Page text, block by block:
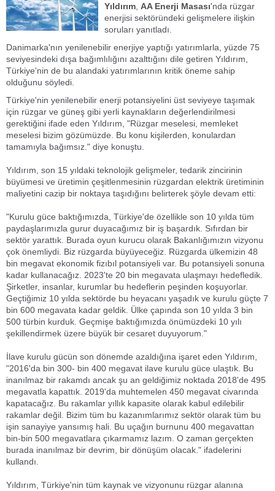
Yıldırım AA Enerji Masası'nda rüzgar
enerjisi sektöründeki gelişmelere ilişkin
soruları yanıtladı.
Danimarka'nın yenilenebilir enerjiye yaptığı yatırımlarla, yüzde 75
seviyesindeki dışa bağımlılığını azalttığını dile getiren Yıldırım,
Türkiye'nin de bu alandaki yatırımlarının kritik öneme sahip
olduğunu söyledi.
Türkiye'nin yenilenebilir enerji potansiyelini üst seviyeye taşımak
için rüzgar ve güneş gibi yerli kaynakların değerlendirilmesi
gerektiğini ifade eden Yıldırım, "Rüzgar meselesi, memleket
meselesi bizim gözümüzde. Bu konu kişilerden, konulardan
tamamıyla bağımsız." diye konuştu.
Yıldırım, son 15 yıldaki teknolojik gelişmeler, tedarik zincirinin
büyümesi ve üretimin çeşitlenmesinin rüzgardan elektrik üretiminin
maliyetini cazip bir noktaya taşıdığını belirterek şöyle devam etti:
"Kurulu güce baktığımızda, Türkiye'de özellikle son 10 yılda tüm
paydaşlarımızla gurur duyacağımız bir iş başardık. Sıfırdan bir
sektör yarattık. Burada oyun kurucu olarak Bakanlığımızın vizyonu
çok önemliydi. Biz rüzgarda büyüyeceğiz. Rüzgarda ülkemizin 48
bin megavat ekonomik fizıbıl potansiyeli var. Bu potansiyeli sonuna
kadar kullanacağız. 2023'te 20 bin megavata ulaşmayı hedefledik.
Şirketler, insanlar, kurumlar bu hedeflerin peşinden koşuyorlar.
Geçtiğimiz 10 yılda sektörde bu heyacanı yaşadık ve kurulu güçte 7
bin 600 megavata kadar geldik. Ülke çapında son 10 yılda 3 bin
500 türbin kurduk. Geçmişe baktığımızda önümüzdeki 10 yılı
şekillendirmek üzere büyük bir cesaret duyuyorum."
İlave kurulu gücün son dönemde azaldığına işaret eden Yıldırım,
"2016'da bin 300- bin 400 megavat ilave kurulu güce ulaştık. Bu
inanılmaz bir rakamdı ancak şu an geldiğimiz noktada 2018'de 495
megavatla kapattık. 2019'da muhtemelen 450 megavat civarında
kapatacağız. Bu rakamlar yıllık kapasite olarak kabul edilebilir
rakamlar değil. Bizim tüm bu kazanımlarımız sektör olarak tüm bu
işin sanayiye yansımış hali. Bu uçağın burnunu 400 megavattan
bin-bin 500 megavatlara çıkarmamız lazım. O zaman gerçekten
burada inanılmaz bir devrim, bir dönüşüm olacak." ifadelerini
kullandı.
Yıldırım, Türkiye'nin tüm kaynak ve vizyonunu rüzgar alanına